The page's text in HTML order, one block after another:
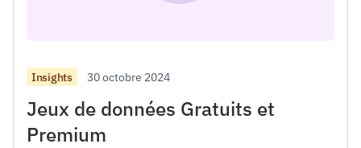
Insights 30 octobre 2024
Jeux de données Gratuits et
Premium